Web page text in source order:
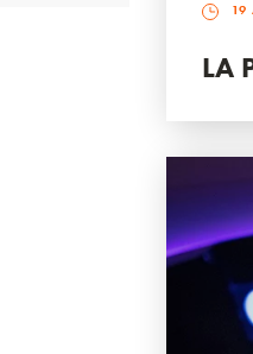
19
LA